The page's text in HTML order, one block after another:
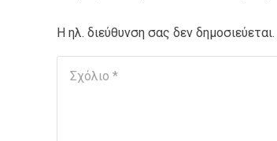
Η ηλ. διεύθυνση σας δεν δημοσιεύεται.